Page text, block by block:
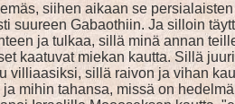
siihen aikaan se
suureen Gabaothiin. Ja silloin
ja tulkaa, sillä minä annan
kaatuvat miekan kautta. Sillä
villiaasiksi, sillä raivon ja vihan
mihin tahansa, missä on